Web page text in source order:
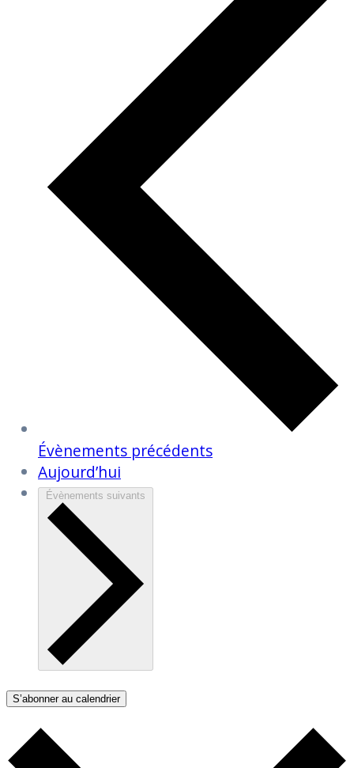
Évènements précédents
Aujourd’hui
Évènements suivants
S’abonner au calendrier